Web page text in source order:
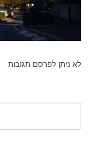
לא ניתן לפרסם תגובות